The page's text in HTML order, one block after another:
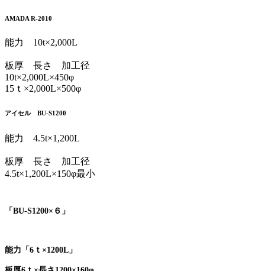
AMADA R-2010
能力 10t×2,000L
板厚 長さ 加工径
10t×2,000L×450φ
15ｔ×2,000L×500φ
アイセル BU-S1200
能力 4.5t×1,200L
板厚 長さ 加工径
4.5t×1,200L×150φ最小
「BU-S1200×６」
能力「6ｔ×1200L」